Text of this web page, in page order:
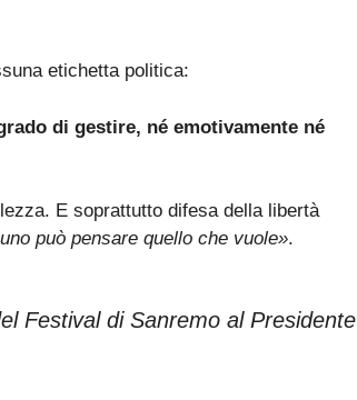
etichetta politica:
di gestire, né emotivamente né
E soprattutto difesa della libertà
può pensare quello che vuole».
Festival di Sanremo al Presidente